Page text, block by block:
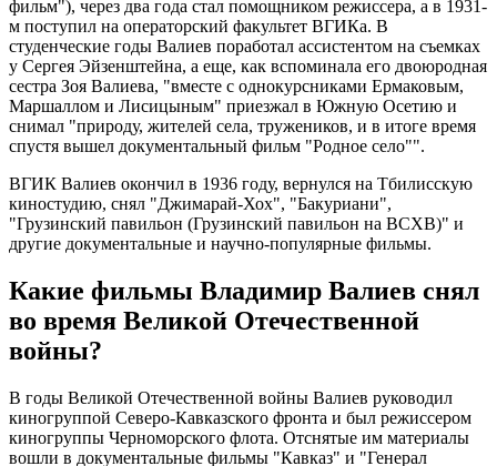
фильм"), через два года стал помощником режиссера, а в 1931-
м поступил на операторский факультет ВГИКа. В
студенческие годы Валиев поработал ассистентом на съемках
у Сергея Эйзенштейна, а еще, как вспоминала его двоюродная
сестра Зоя Валиева, "вместе с однокурсниками Ермаковым,
Маршаллом и Лисицыным" приезжал в Южную Осетию и
снимал "природу, жителей села, тружеников, и в итоге время
спустя вышел документальный фильм "Родное село"".
ВГИК Валиев окончил в 1936 году, вернулся на Тбилисскую
киностудию, снял "Джимарай-Хох", "Бакуриани",
"Грузинский павильон (Грузинский павильон на ВСХВ)" и
другие документальные и научно-популярные фильмы.
Какие фильмы Владимир Валиев снял
во время Великой Отечественной
войны?
В годы Великой Отечественной войны Валиев руководил
киногруппой Северо-Кавказского фронта и был режиссером
киногруппы Черноморского флота. Отснятые им материалы
вошли в документальные фильмы "Кавказ" и "Генерал